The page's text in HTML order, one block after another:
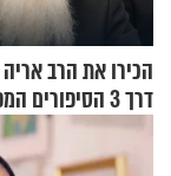
הכירו את הרב
דרך 3 הסיפורים
האלה